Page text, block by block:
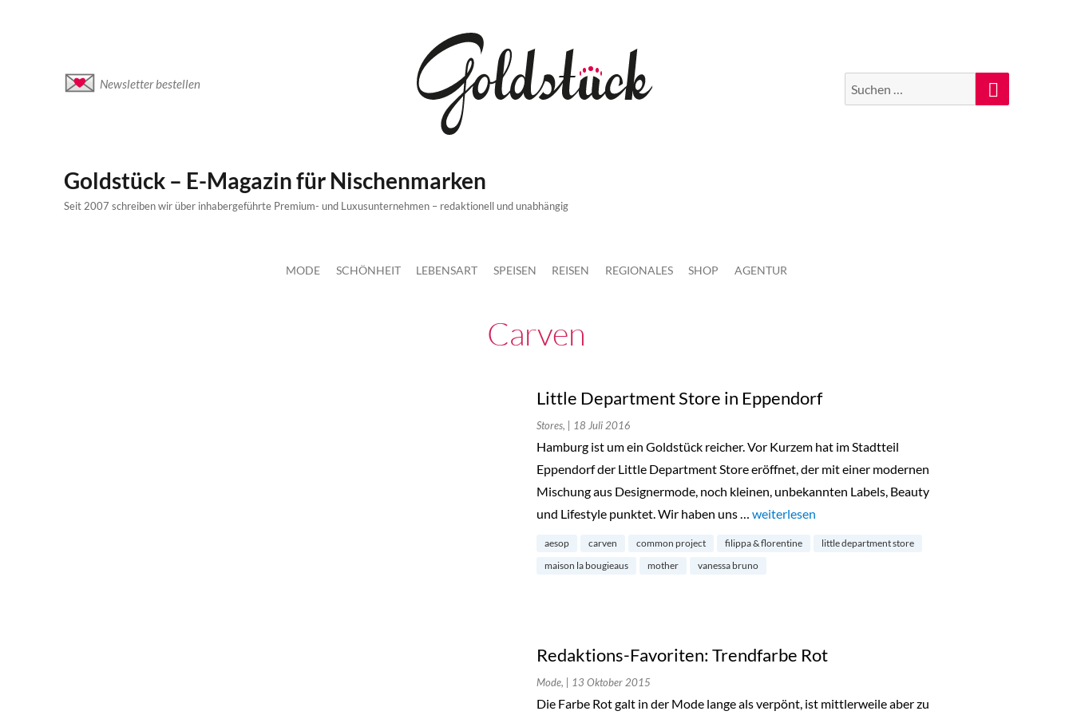
Newsletter bestellen
Suche
nach:
Suchen
Goldstück – E-Magazin für Nischenmarken
Seit 2007 schreiben wir über inhabergeführte Premium- und Luxusunternehmen – redaktionell und unabhängig
MODE SCHÖNHEIT LEBENSART SPEISEN REISEN REGIONALES SHOP AGENTUR
Carven
Little Department Store in Eppendorf
Stores, | 18 Juli 2016
Hamburg ist um ein Goldstück reicher. Vor Kurzem hat im Stadtteil
Eppendorf der Little Department Store eröffnet, der mit einer modernen
Mischung aus Designermode, noch kleinen, unbekannten Labels, Beauty
und Lifestyle punktet. Wir haben uns … „Little Department Store in Eppendorf“
weiterlesen
aesop carven common project filippa & florentine
little department store
maison la bougieaus
mother vanessa bruno
Redaktions-Favoriten: Trendfarbe Rot
Mode, | 13 Oktober 2015
Die Farbe Rot galt in der Mode lange als verpönt, ist mittlerweile aber zu